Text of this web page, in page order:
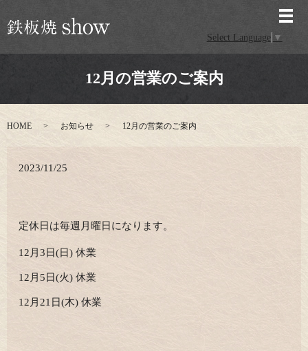
メ
Select Language ▼
12月の営業のご案内
HOME お知らせ 12月の営業のご案内
2023/11/25
定休日は毎週月曜日になります。
12月3日(日) 休業
12月5日(火) 休業
12月21日(木) 休業